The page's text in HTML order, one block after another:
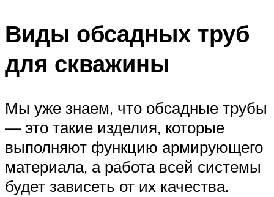
Виды обсадных труб
для скважины
Мы уже знаем, что обсадные трубы
— это такие изделия, которые
выполняют функцию армирующего
материала, а работа всей системы
будет зависеть от их качества.